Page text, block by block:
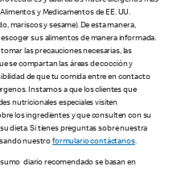
y Medicamentos de EE. UU.
mariscos y sesame). De esta manera,
sus alimentos de manera informada.
las precauciones necesarias, las
se compartan las áreas de cocción y
de que tu comida entre en contacto
Instamos a que los clientes que
nutricionales especiales visiten
los ingredientes y que consulten con su
dieta. Si tienes preguntas sobre nuestra
nuestroformulario contáctanos.
diario recomendado se basan en